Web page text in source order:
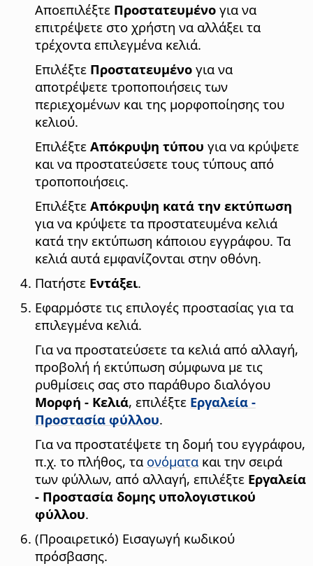
Αποεπιλέξτε Προστατευμένο για να
επιτρέψετε στο χρήστη να αλλάξει τα
τρέχοντα επιλεγμένα κελιά.
Επιλέξτε Προστατευμένο για να
αποτρέψετε τροποποιήσεις των
περιεχομένων και της μορφοποίησης του
κελιού.
Επιλέξτε Απόκρυψη τύπου για να κρύψετε
και να προστατεύσετε τους τύπους από
τροποποιήσεις.
Επιλέξτε Απόκρυψη κατά την εκτύπωση
για να κρύψετε τα προστατευμένα κελιά
κατά την εκτύπωση κάποιου εγγράφου. Τα
κελιά αυτά εμφανίζονται στην οθόνη.
Πατήστε Εντάξει.
Εφαρμόστε τις επιλογές προστασίας για τα
επιλεγμένα κελιά.
Για να προστατεύσετε τα κελιά από αλλαγή,
προβολή ή εκτύπωση σύμφωνα με τις
ρυθμίσεις σας στο παράθυρο διαλόγου
Μορφή - Κελιά, επιλέξτε Εργαλεία -
Προστασία φύλλου.
Για να προστατέψετε τη δομή του εγγράφου,
π.χ. το πλήθος, τα ονόματα και την σειρά
των φύλλων, από αλλαγή, επιλέξτε Εργαλεία
- Προστασία δομης υπολογιστικού
φύλλου.
(Προαιρετικό) Εισαγωγή κωδικού
πρόσβασης.